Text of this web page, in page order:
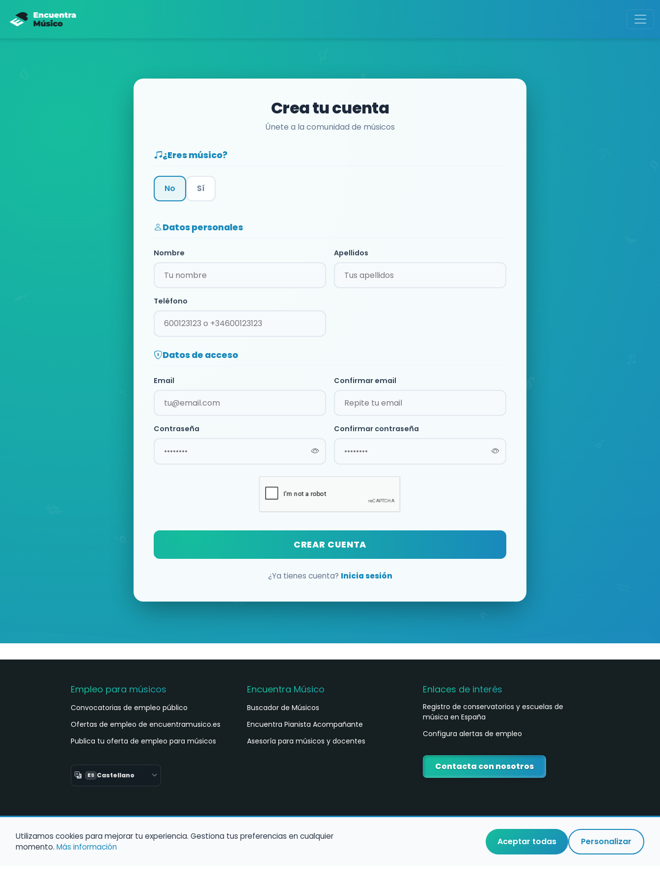
Crea tu cuenta
Únete a la comunidad de músicos
¿Eres músico?
No Sí
Datos personales
Nombre Apellidos
Teléfono
Datos de acceso
Email Confirmar email
Contraseña Confirmar contraseña
CREAR CUENTA
¿Ya tienes cuenta? Inicia sesión
Empleo para músicos
Convocatorias de empleo público
Ofertas de empleo de encuentramusico.es
Publica tu oferta de empleo para músicos
ES Castellano
Encuentra Músico
Buscador de Músicos
Encuentra Pianista Acompañante
Asesoría para músicos y docentes
Enlaces de interés
Registro de conservatorios y escuelas de
música en España
Configura alertas de empleo
Contacta con nosotros
Utilizamos cookies para mejorar tu experiencia. Gestiona tus preferencias en cualquier
momento. Más información Aceptar todas Personalizar